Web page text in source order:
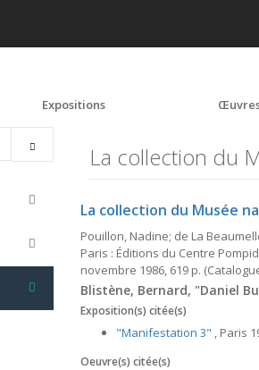
Expositions
La collection du
La collection du Musée
Pouillon, Nadine; de La
Paris : Éditions du Centre
novembre 1986, 619 p.
Blistène, Bernard, "Daniel
Exposition(s) citée(s)
"Manifestation 3" , Paris
Oeuvre(s) citée(s)